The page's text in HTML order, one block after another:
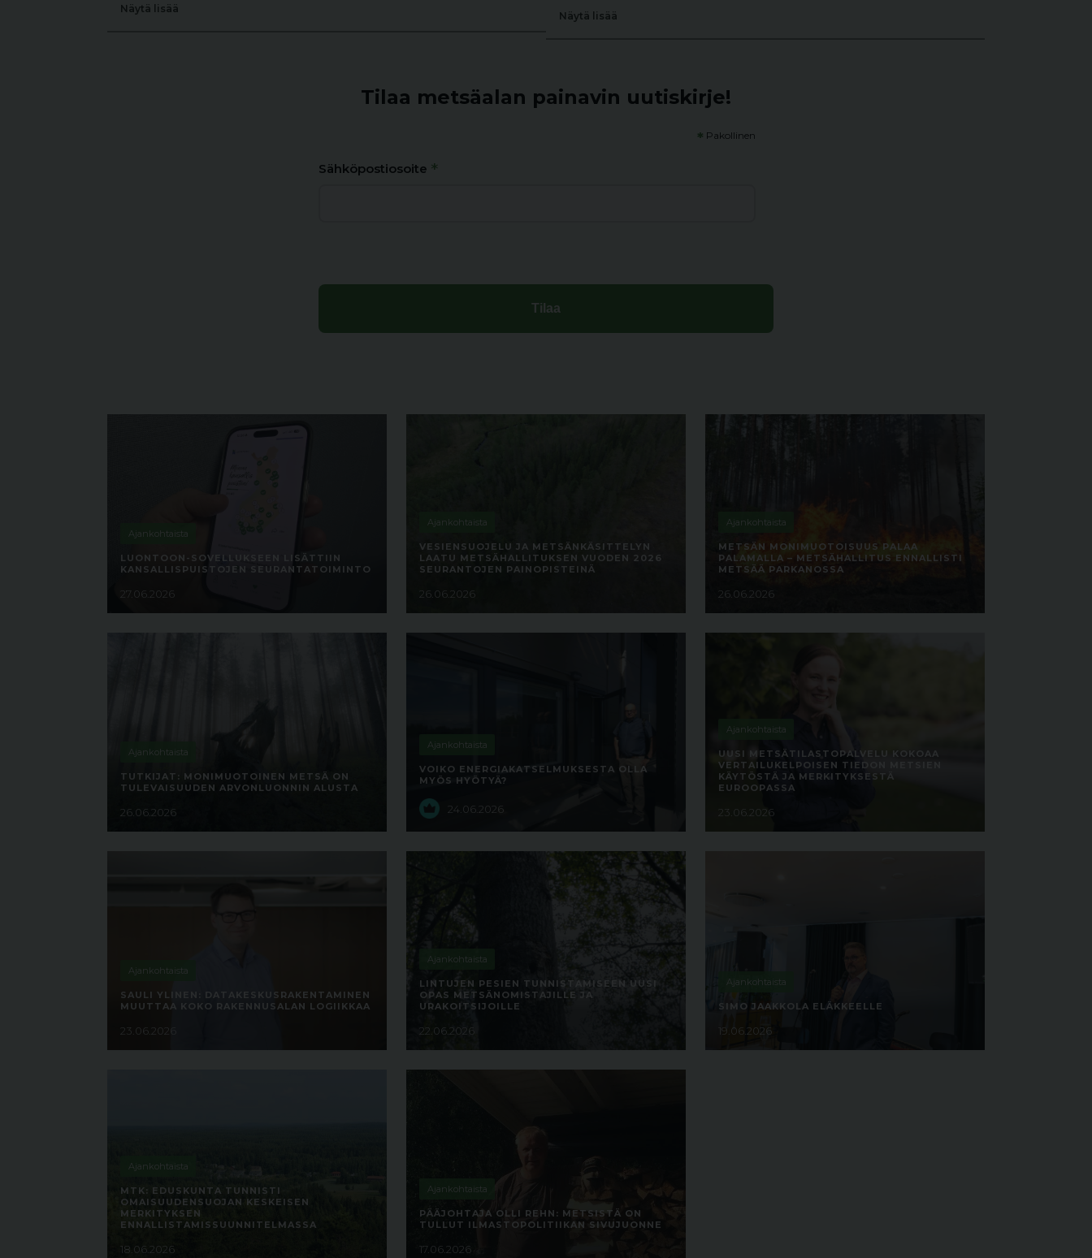
Näytä lisää
Näytä lisää
Tilaa metsäalan painavin uutiskirje!
* Pakollinen
Sähköpostiosoite *
Ajankohtaista
LUONTOON-SOVELLUKSEEN LISÄTTIIN
KANSALLISPUISTOJEN SEURANTATOIMINTO
27.06.2026
Ajankohtaista
VESIENSUOJELU JA METSÄNKÄSITTELYN
LAATU METSÄHALLITUKSEN VUODEN 2026
SEURANTOJEN PAINOPISTEINÄ
26.06.2026
Ajankohtaista
METSÄN MONIMUOTOISUUS PALAA
PALAMALLA – METSÄHALLITUS ENNALLISTI
METSÄÄ PARKANOSSA
26.06.2026
Ajankohtaista
TUTKIJAT: MONIMUOTOINEN METSÄ ON
TULEVAISUUDEN ARVONLUONNIN ALUSTA
26.06.2026
Ajankohtaista
VOIKO ENERGIAKATSELMUKSESTA OLLA
MYÖS HYÖTYÄ?
24.06.2026
Ajankohtaista
UUSI METSÄTILASTOPALVELU KOKOAA
VERTAILUKELPOISEN TIEDON METSIEN
KÄYTÖSTÄ JA MERKITYKSESTÄ
EUROOPASSA
23.06.2026
Ajankohtaista
SAULI YLINEN: DATAKESKUSRAKENTAMINEN
MUUTTAA KOKO RAKENNUSALAN LOGIIKKAA
23.06.2026
Ajankohtaista
LINTUJEN PESIEN TUNNISTAMISEEN UUSI
OPAS METSÄNOMISTAJILLE JA
URAKOITSIJOILLE
22.06.2026
Ajankohtaista
SIMO JAAKKOLA ELÄKKEELLE
19.06.2026
Ajankohtaista
MTK: EDUSKUNTA TUNNISTI
OMAISUUDENSUOJAN KESKEISEN
MERKITYKSEN
ENNALLISTAMISSUUNNITELMASSA
18.06.2026
Ajankohtaista
PÄÄJOHTAJA OLLI REHN: METSISTÄ ON
TULLUT ILMASTOPOLITIIKAN SIVUJUONNE
17.06.2026